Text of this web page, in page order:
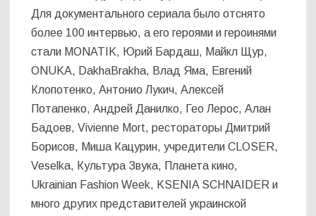
Для документального сериала было отснято
более 100 интервью, а его героями и героинями
стали MONATIK, Юрий Бардаш, Майкл Щур,
ONUKA, DakhaBrakha, Влад Яма, Евгений
Клопотенко, Антонио Лукич, Алексей
Потапенко, Андрей Данилко, Гео Лерос, Алан
Бадоев, Vivienne Mort, рестораторы Дмитрий
Борисов, Миша Кацурин, учредители CLOSER,
Veselka, Культура Звука, Планета кино,
Ukrainian Fashion Week, KSENIA SCHNAIDER и
много других представителей украинской